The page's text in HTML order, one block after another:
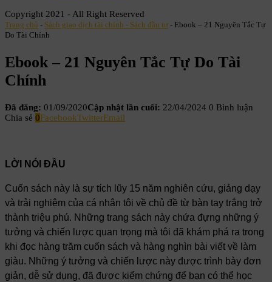
Copyright 2021 - All Right Reserved
Trang chủ - Sách giao dịch tài chính - Sách đầu tư - Ebook – 21 Nguyên Tắc Tự
Do Tài Chính
Ebook – 21 Nguyên Tắc Tự Do Tài
Chính
Đã đăng: 01/09/2020Cập nhật lần cuối: 22/04/2024 0 Bình luận
Chia sẻ 0FacebookTwitterEmail
LỜI NÓI ĐẦU
Cuốn sách này là sự tích lũy 15 năm nghiên cứu, giảng dạy
và trải nghiệm của cá nhân tôi về chủ đề từ bàn tay trắng trở
thành triệu phú. Những trang sách này chứa đựng những ý
tưởng và chiến lược quan trọng mà tôi đã khám phá ra trong
khi đọc hàng trăm cuốn sách và hàng nghìn bài viết về làm
giàu. Những ý tưởng và chiến lược này được trình bày đơn
giản, dễ sử dụng, đã được kiểm chứng để bạn có thể học